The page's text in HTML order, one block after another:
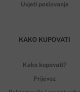
Uvjeti poslovanja
KAKO KUPOVATI
Kako kupovati?
Prijevoz